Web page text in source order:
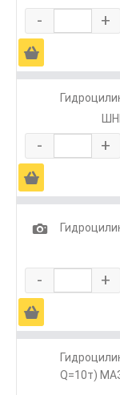
- +
Ä
- +
Ä
1
- +
Ä
Q=10т)